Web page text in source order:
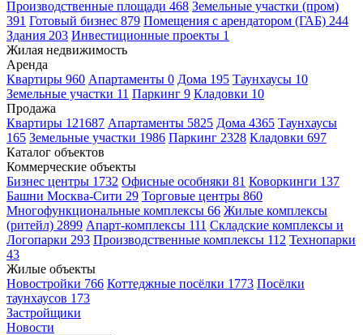
Производственные площади 468 Земельные участки (пром)
391 Готовый бизнес 879 Помещения с арендатором (ГАБ) 244
Здания 203 Инвестиционные проекты 1
Жилая недвижимость
Аренда
Квартиры 960 Апартаменты 0 Дома 195 Таунхаусы 10
Земельные участки 11 Паркинг 9 Кладовки 10
Продажа
Квартиры 121687 Апартаменты 5825 Дома 4365 Таунхаусы
165 Земельные участки 1986 Паркинг 2328 Кладовки 697
Каталог объектов
Коммерческие объекты
Бизнес центры 1732 Офисные особняки 81 Коворкинги 137
Башни Москва-Сити 29 Торговые центры 860
Многофункциональные комплексы 66 Жилые комплексы
(ритейл) 2899 Апарт-комплексы 111 Складские комплексы и
Логопарки 293 Производственные комплексы 112 Технопарки
43
Жилые объекты
Новостройки 766 Коттеджные посёлки 1773 Посёлки
таунхаусов 173
Застройщики
Новости